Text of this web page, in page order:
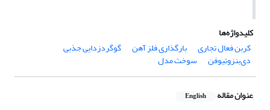
کلیدواژه‌ها
کربن فعال تجاری
بارگذاری فلز آهن گوگردزدایی جذبی
دی‌بنزوتیوفن سوخت مدل
عنوان مقاله English